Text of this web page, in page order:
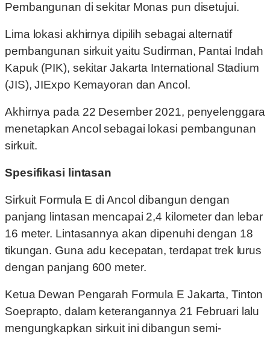
Pembangunan di sekitar Monas pun disetujui.
Lima lokasi akhirnya dipilih sebagai alternatif
pembangunan sirkuit yaitu Sudirman, Pantai Indah
Kapuk (PIK), sekitar Jakarta International Stadium
(JIS), JIExpo Kemayoran dan Ancol.
Akhirnya pada 22 Desember 2021, penyelenggara
menetapkan Ancol sebagai lokasi pembangunan
sirkuit.
Spesifikasi lintasan
Sirkuit Formula E di Ancol dibangun dengan
panjang lintasan mencapai 2,4 kilometer dan lebar
16 meter. Lintasannya akan dipenuhi dengan 18
tikungan. Guna adu kecepatan, terdapat trek lurus
dengan panjang 600 meter.
Ketua Dewan Pengarah Formula E Jakarta, Tinton
Soeprapto, dalam keterangannya 21 Februari lalu
mengungkapkan sirkuit ini dibangun semi-